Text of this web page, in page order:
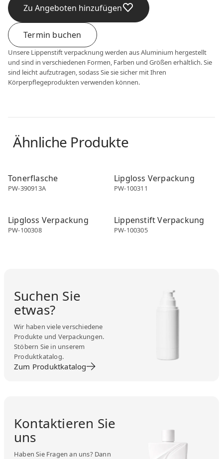
Zu Angeboten hinzufügen
Termin buchen
Unsere Lippenstift verpacknung werden aus Aluminium hergestellt
und sind in verschiedenen Formen, Farben und Größen erhältlich. Sie
sind leicht aufzutragen, sodass Sie sie sicher mit Ihren
Körperpflegeprodukten verwenden können.
Ähnliche Produkte
Tonerflasche
PW-390913A
Lipgloss Verpackung
PW-100311
Lipgloss Verpackung
PW-100308
Lippenstift Verpackung
PW-100305
Suchen Sie
etwas?
Wir haben viele verschiedene
Produkte und Verpackungen.
Stöbern Sie in unserem
Produktkatalog.
Zum Produktkatalog
Kontaktieren Sie
uns
Haben Sie Fragen an uns? Dann